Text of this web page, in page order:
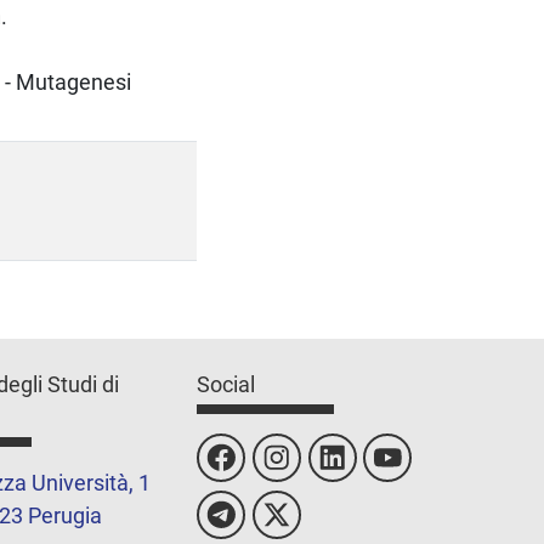
Mutagenesi
Studi di
Università, 1
Perugia
Social